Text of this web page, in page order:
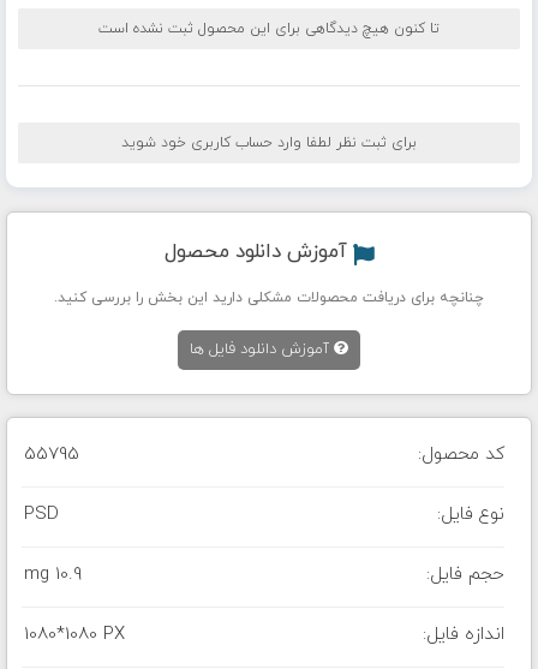
تا کنون هیچ دیدگاهی برای این محصول ثبت نشده است
برای ثبت نظر لطفا وارد حساب کاربری خود شوید
آموزش دانلود محصول
چنانچه برای دریافت محصولات مشکلی دارید این بخش را بررسی کنید.
آموزش دانلود فایل ها
کد محصول: 55795
نوع فایل: PSD
حجم فایل: 10.9 mg
اندازه فایل: 1080*1080 PX